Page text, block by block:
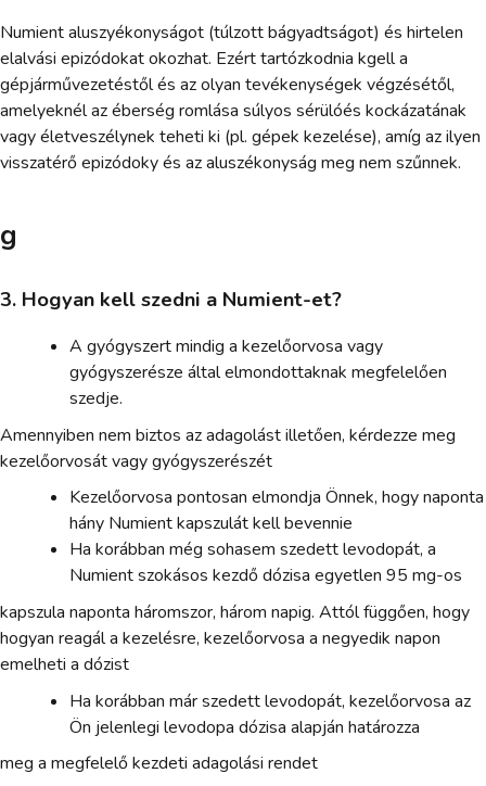
Numient aluszyékonyságot (túlzott bágyadtságot) és hirtelen
elalvási epizódokat okozhat. Ezért tartózkodnia kgell a
gépjárművezetéstől és az olyan tevékenységek végzésétől,
amelyeknél az éberség romlása súlyos sérülóés kockázatának
vagy életveszélynek teheti ki (pl. gépek kezelése), amíg az ilyen
visszatérő epizódoky és az aluszékonyság meg nem szűnnek.
g
3. Hogyan kell szedni a Numient-et?
A gyógyszert mindig a kezelőorvosa vagy
gyógyszerésze által elmondottaknak megfelelően
szedje.
Amennyiben nem biztos az adagolást illetően, kérdezze meg
kezelőorvosát vagy gyógyszerészét
Kezelőorvosa pontosan elmondja Önnek, hogy naponta
hány Numient kapszulát kell bevennie
Ha korábban még sohasem szedett levodopát, a
Numient szokásos kezdő dózisa egyetlen 95 mg-os
kapszula naponta háromszor, három napig. Attól függően, hogy
hogyan reagál a kezelésre, kezelőorvosa a negyedik napon
emelheti a dózist
Ha korábban már szedett levodopát, kezelőorvosa az
Ön jelenlegi levodopa dózisa alapján határozza
meg a megfelelő kezdeti adagolási rendet